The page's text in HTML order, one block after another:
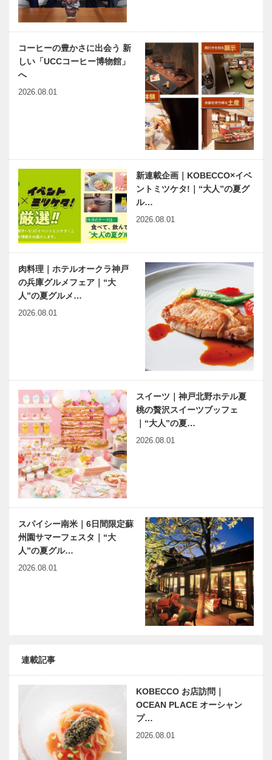
体験】バンド
ー神戸青少年
【KOBEで夏
体験】
NATURE
STUDIO
リゾート神戸
【KOBEで夏
LIVE ROKKO
【KOBEで夏
体験】みなと
HANABI-
2023-神戸を
彩る５日間
第145回
神大病院の魅
harmony（はーもにぃ）
Vol.66 感覚過敏って何？
（下）
116回奇想天
外な居酒屋が
三宮に上陸
『禁煙酒場
ゼファー…
KOBECCOオ
ススメ 〜
CINEMA〜
連載エッセイ
／喫茶店の書
斎から87 ヒ
イジイサン
本誌連載をベ
有馬温泉歴史人物帖 〜其
ゅうしゅう）
い戦争』～復
員船「鳳
翔」“終戦”ま
での長き航路
～ 著・…
神戸偉人伝外伝 ～知られ
木のすまいプ
ロジェクト｜
平尾工務店｜
襖編｜Vol.4
コーヒーの豊かさに出会う 新
しい「UCCコーヒー博物館」
へ
2026.08.01
新連載企画｜KOBECCO×イベ
ントミツケタ!｜“大人”の夏グ
ル…
2026.08.01
肉料理｜ホテルオークラ神戸
の兵庫グルメフェア｜“大
人”の夏グルメ…
2026.08.01
スイーツ｜神戸北野ホテル夏
桃の贅沢スイーツブッフェ
｜“大人”の夏…
2026.08.01
スパイシー南米｜6日間限定蘇
州園サマーフェスタ｜“大
人”の夏グル…
2026.08.01
連載記事
KOBECCO お店訪問｜
OCEAN PLACE オーシャン
プ…
2026.08.01